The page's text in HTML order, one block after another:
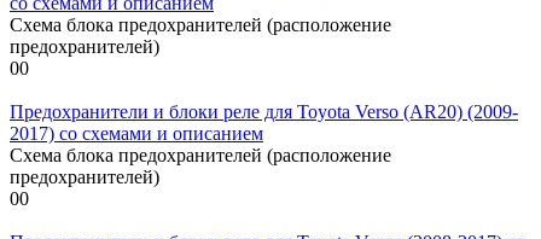
Схема блока предохранителей (расположение
предохранителей)
00
Предохранители и блоки реле для Toyota Verso (AR20) (2009-
2017) со схемами и описанием
Схема блока предохранителей (расположение
предохранителей)
00